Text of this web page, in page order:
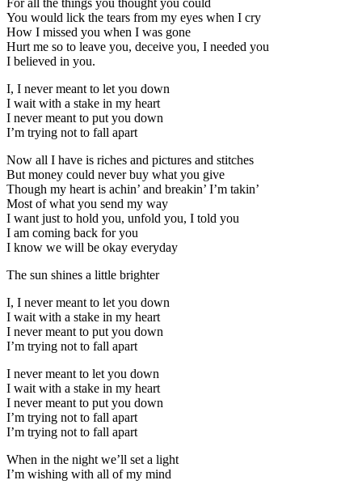
You would lick the tears from my eyes when I cry
How I missed you when I was gone
Hurt me so to leave you, deceive you, I needed you
I believed in you.
I, I never meant to let you down
I wait with a stake in my heart
I never meant to put you down
I’m trying not to fall apart
Now all I have is riches and pictures and stitches
But money could never buy what you give
Though my heart is achin’ and breakin’ I’m takin’
Most of what you send my way
I want just to hold you, unfold you, I told you
I am coming back for you
I know we will be okay everyday
The sun shines a little brighter
I, I never meant to let you down
I wait with a stake in my heart
I never meant to put you down
I’m trying not to fall apart
I never meant to let you down
I wait with a stake in my heart
I never meant to put you down
I’m trying not to fall apart
I’m trying not to fall apart
When in the night we’ll set a light
I’m wishing with all of my mind